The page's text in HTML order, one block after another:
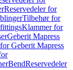
Reservedeler for
Tilbehør for
Klammer for
Geberit Mapress
Geberit Mapress
BendReservedeler